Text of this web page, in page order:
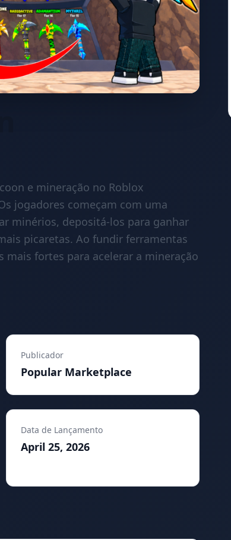
e mineração no Roblox
jogadores começam com uma
minérios, depositá-los para ganhar
picaretas. Ao fundir ferramentas
fortes para acelerar a mineração
Publicador
Popular Marketplace
Data de Lançamento
April 25, 2026